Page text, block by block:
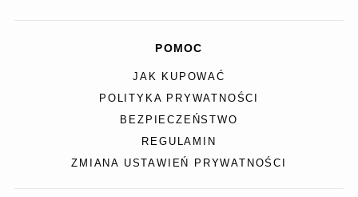
POMOC
JAK KUPOWAĆ
POLITYKA PRYWATNOŚCI
BEZPIECZEŃSTWO
REGULAMIN
ZMIANA USTAWIEŃ PRYWATNOŚCI